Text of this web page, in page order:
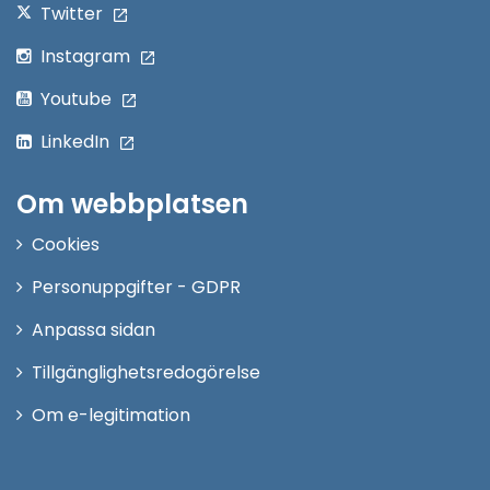
Twitter
Instagram
Youtube
LinkedIn
Om webbplatsen
Cookies
Personuppgifter - GDPR
Anpassa sidan
Tillgänglighetsredogörelse
Om e-legitimation